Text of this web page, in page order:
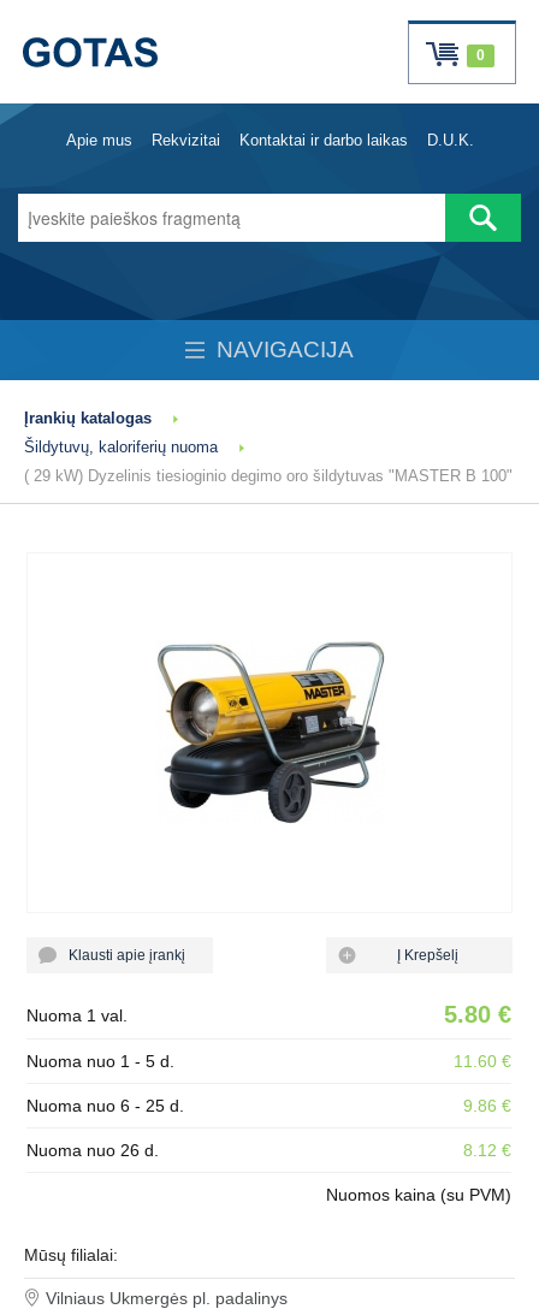
0
Apie mus Rekvizitai Kontaktai ir darbo laikas D.U.K.
NAVIGACIJA
Įrankių katalogas
Šildytuvų, kaloriferių nuoma
( 29 kW) Dyzelinis tiesioginio degimo oro šildytuvas "MASTER B 100"
Klausti apie įrankį Į Krepšelį
Nuoma 1 val. 5.80 €
Nuoma nuo 1 - 5 d. 11.60 €
Nuoma nuo 6 - 25 d. 9.86 €
Nuoma nuo 26 d. 8.12 €
Nuomos kaina (su PVM)
Mūsų filialai:
Vilniaus Ukmergės pl. padalinys